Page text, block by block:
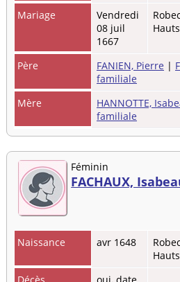
Mariage
Vendredi
08 juil
1667
Père FANIEN, Pierre |
familiale
Mère
HANNOTTE,
familiale
Féminin
FACHAUX,
Naissance avr 1648